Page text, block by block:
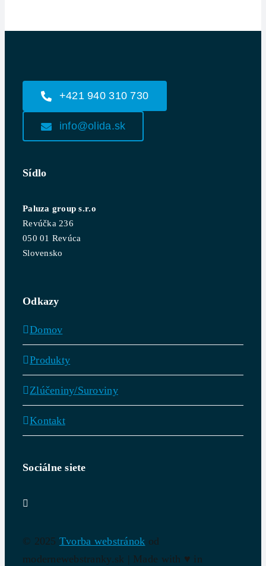
+421 940 310 730
info@olida.sk
Sídlo
Paluza group s.r.o
Revúčka 236
050 01 Revúca
Slovensko
Odkazy
Domov
Produkty
Zlúčeniny/Suroviny
Kontakt
Sociálne siete
© 2025 Tvorba webstránok od
modernewebstranky.sk | Made with ♥ in